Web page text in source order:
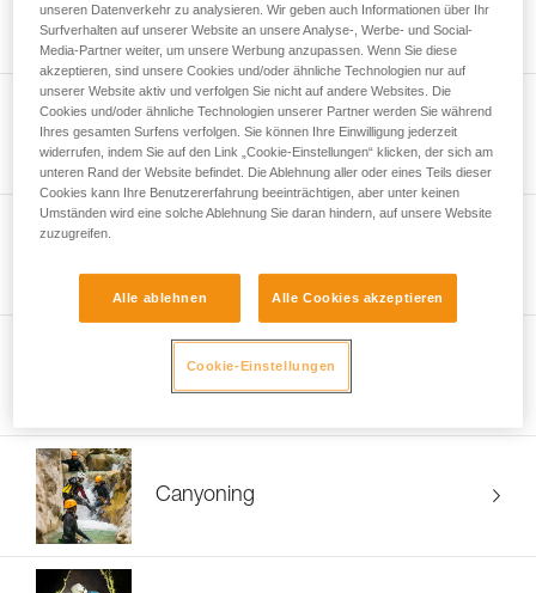
Klettern in Mehrseillängenrouten
Bergsteigen
Eisklettern
Canyoning
unseren Datenverkehr zu analysieren. Wir geben auch Informationen über Ihr
Surfverhalten auf unserer Website an unsere Analyse-, Werbe- und Social-
Media-Partner weiter, um unsere Werbung anzupassen. Wenn Sie diese
akzeptieren, sind unsere Cookies und/oder ähnliche Technologien nur auf
unserer Website aktiv und verfolgen Sie nicht auf andere Websites. Die
Cookies und/oder ähnliche Technologien unserer Partner werden Sie während
Ihres gesamten Surfens verfolgen. Sie können Ihre Einwilligung jederzeit
widerrufen, indem Sie auf den Link „Cookie-Einstellungen“ klicken, der sich am
unteren Rand der Website befindet. Die Ablehnung aller oder eines Teils dieser
Cookies kann Ihre Benutzererfahrung beeinträchtigen, aber unter keinen
Umständen wird eine solche Ablehnung Sie daran hindern, auf unsere Website
zuzugreifen.
Alle ablehnen Alle Cookies akzeptieren
Cookie-Einstellungen